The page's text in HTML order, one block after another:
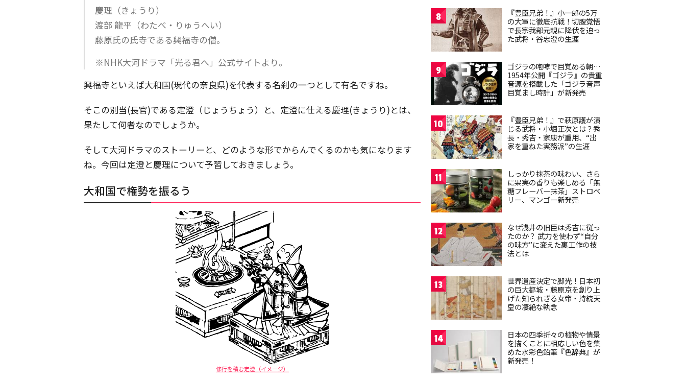
慶理（きょうり）
渡部 龍平（わたべ・りゅうへい）
藤原氏の氏寺である興福寺の僧。
※NHK大河ドラマ「光る君へ」公式サイトより。
興福寺といえば大和国(現代の奈良県)を代表する名刹の一つとして有名ですね。
そこの別当(長官)である定澄（じょうちょう）と、定澄に仕える慶理(きょうり)とは、
果たして何者なのでしょうか。
そして大河ドラマのストーリーと、どのような形でからんでくるのかも気になります
ね。今回は定澄と慶理について予習しておきましょう。
大和国で権勢を振るう
修行を積む定澄（イメージ）
8
『豊臣兄弟！』小一郎の5万
の大軍に徹底抗戦！切腹覚悟
で長宗我部元親に降伏を迫っ
た武将・谷忠澄の生涯
9
ゴジラの咆哮で目覚める朝…
1954年公開『ゴジラ』の貴重
音源を搭載した「ゴジラ音声
目覚まし時計」が新発売
10
『豊臣兄弟！』で萩原護が演
じる武将・小堀正次とは？秀
長・秀吉・家康が重用、“出
家を重ねた実務派”の生涯
11
しっかり抹茶の味わい、さら
に果実の香りも楽しめる「無
糖フレーバー抹茶」ストロベ
リー、マンゴー新発売
12
なぜ浅井の旧臣は秀吉に従っ
たのか？ 武力を使わず“自分
の味方”に変えた裏工作の技
法とは
13
世界遺産決定で脚光！日本初
の巨大都城・藤原京を創り上
げた知られざる女帝・持統天
皇の凄絶な執念
14
日本の四季折々の植物や情景
を描くことに相応しい色を集
めた水彩色鉛筆『色辞典』が
新発売！